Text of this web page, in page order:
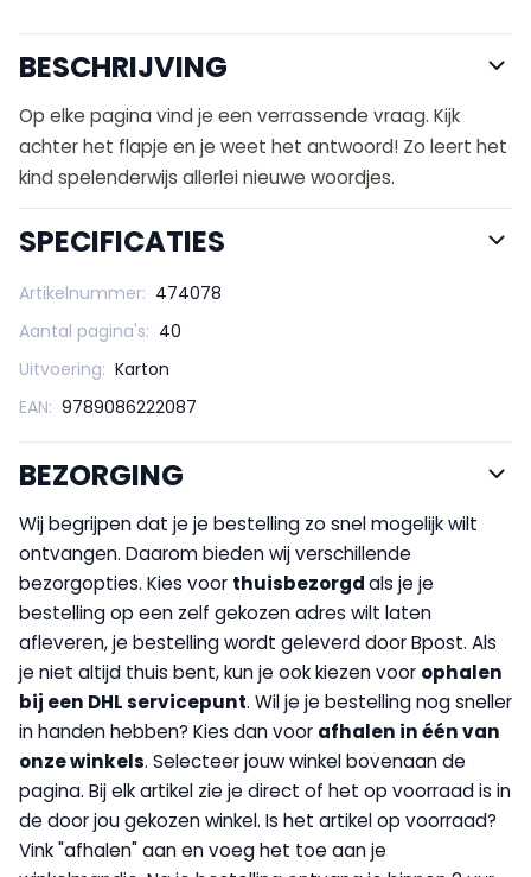
BESCHRIJVING
Op elke pagina vind je een verrassende vraag. Kijk
achter het flapje en je weet het antwoord! Zo leert het
kind spelenderwijs allerlei nieuwe woordjes.
SPECIFICATIES
Artikelnummer: 474078
Aantal pagina's: 40
Uitvoering: Karton
EAN: 9789086222087
BEZORGING
Wij begrijpen dat je je bestelling zo snel mogelijk wilt
ontvangen. Daarom bieden wij verschillende
bezorgopties. Kies voor thuisbezorgdals je je
bestelling op een zelf gekozen adres wilt laten
afleveren, je bestelling wordt geleverd door Bpost. Als
je niet altijd thuis bent, kun je ook kiezen voor ophalen
bij een DHL servicepunt. Wil je je bestelling nog sneller
in handen hebben? Kies dan voor afhalen in één van
onze winkels. Selecteer jouw winkel bovenaan de
pagina. Bij elk artikel zie je direct of het op voorraad is in
de door jou gekozen winkel. Is het artikel op voorraad?
Vink "afhalen" aan en voeg het toe aan je